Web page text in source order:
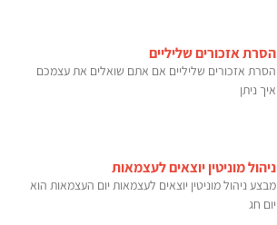
הסרת אזכורים שליליים
הסרת אזכורים שליליים אם אתם שואלים את עצמכם
איך ניתן
ניהול מוניטין יוצאים לעצמאות
מבצע ניהול מוניטין יוצאים לעצמאות יום העצמאות הוא
יום חג